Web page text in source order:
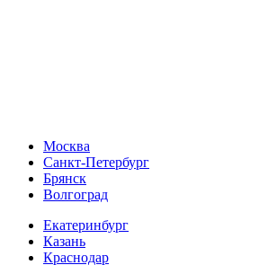
Москва
Санкт-Петербург
Брянск
Волгоград
Екатеринбург
Казань
Краснодар